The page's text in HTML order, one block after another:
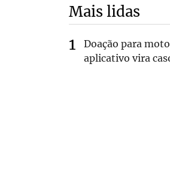
Mais lidas
Doação para
aplicativo vira